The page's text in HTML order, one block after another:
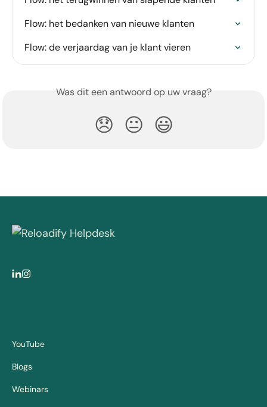
Flow: het bedanken van nieuwe klanten
Flow: de verjaardag van je klant vieren
Was dit een antwoord op uw vraag?
😞 😐 😃
YouTube
Blogs
Webinars